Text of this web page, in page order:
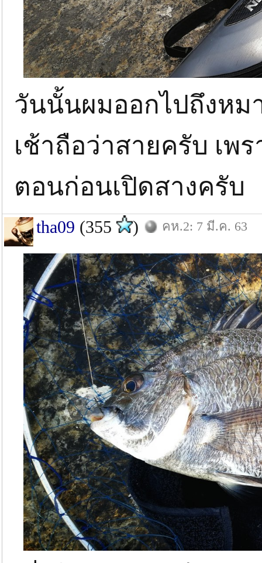
วันนั้นผมออกไปถึงหม
เช้าถือว่าสายครับ เพ
ตอนก่อนเปิดสางครับ
tha09 (355 ) คห.2: 7 มี.ค. 63